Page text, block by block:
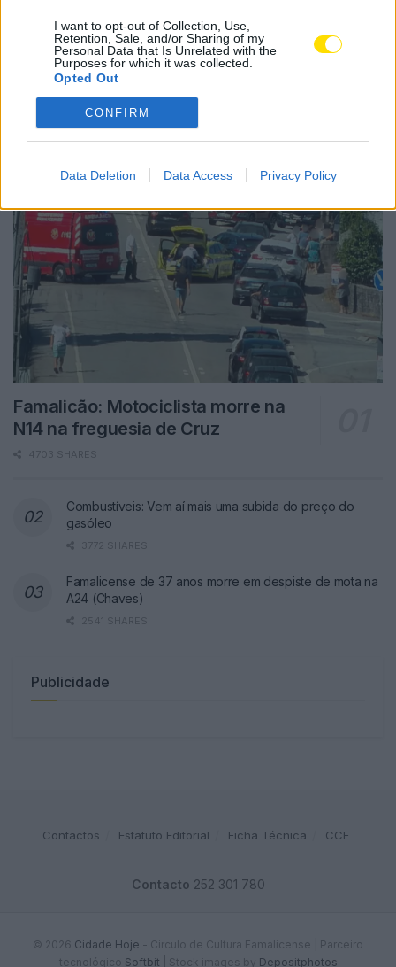
I want to opt-out of Collection, Use,
Retention, Sale, and/or Sharing of my
Personal Data that Is Unrelated with the
Purposes for which it was collected.
Opted Out
CONFIRM
Data Deletion Data Access Privacy Policy
Notícias Populares
Famalicão: Motociclista morre na
N14 na freguesia de Cruz
4703 SHARES
Combustíveis: Vem aí mais uma subida do preço do
gasóleo
3772 SHARES
Famalicense de 37 anos morre em despiste de mota na
A24 (Chaves)
2541 SHARES
Publicidade
Contactos Estatuto Editorial Ficha Técnica CCF
Contacto 252 301 780
© 2026 Cidade Hoje - Circulo de Cultura Famalicense | Parceiro
tecnológico Softbit Stock images by Depositphotos